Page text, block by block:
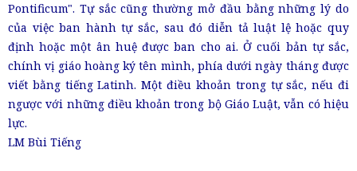
Pontificum". Tự sắc cũng thường mở đầu bằng những lý do
của việc ban hành tự sắc, sau đó diễn tả luật lệ hoặc quy
định hoặc một ân huệ được ban cho ai. Ở cuối bản tự sắc,
chính vị giáo hoàng ký tên mình, phía dưới ngày tháng được
viết bằng tiếng Latinh. Một điều khoản trong tự sắc, nếu đi
ngược với những điều khoản trong bộ Giáo Luật, vẫn có hiệu
lực.
LM Bùi Tiếng